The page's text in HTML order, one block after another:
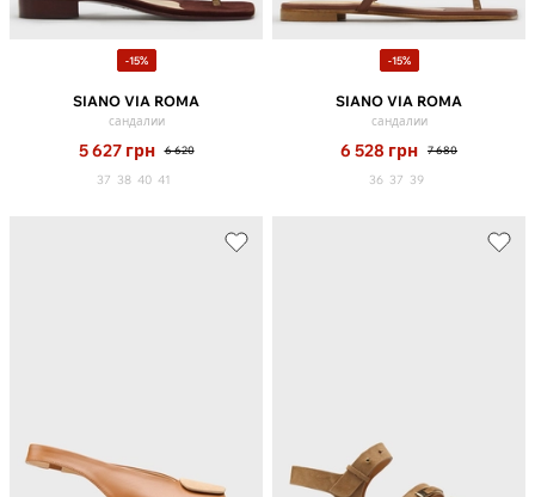
-15%
SIANO VIA ROMA
сандалии
5 627 грн 6 620
37 38 40 41
-15%
SIANO VIA ROMA
сандалии
6 528 грн 7 680
36 37 39